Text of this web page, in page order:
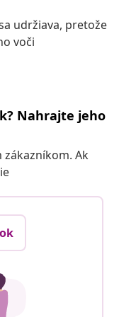
udržiava, pretože
voči
Nahrajte jeho
Ak